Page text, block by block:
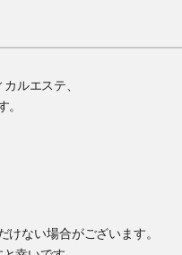
ルエステ、
。
ない場合がございます。